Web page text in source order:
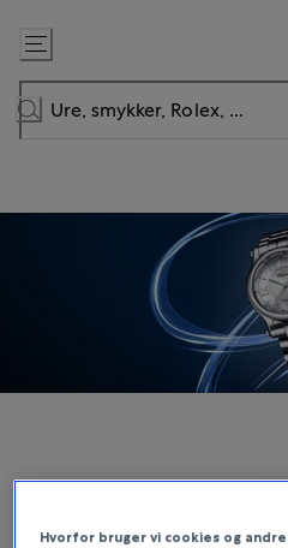
Gå
til
indhold
URE
Hvorfor bruger vi cookies og